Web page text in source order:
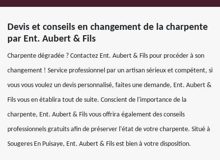
Devis et conseils en changement de la charpente
par Ent. Aubert & Fils
Charpente dégradée ? Contactez Ent. Aubert & Fils pour procéder à son
changement ! Service professionnel par un artisan sérieux et compétent, si
vous vous voulez un devis personnalisé, faites une demande, Ent. Aubert &
Fils vous en établira tout de suite. Conscient de l'importance de la
charpente, Ent. Aubert & Fils vous offrira également des conseils
professionnels gratuits afin de préserver l'état de votre charpente. Situé à
Sougeres En Puisaye, Ent. Aubert & Fils est bien à votre disposition.